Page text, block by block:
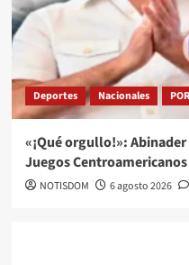
Deportes Nacionales
«¡Qué orgullo!»:
Juegos Centroamericanos
NOTISDOM 6 agosto 2026